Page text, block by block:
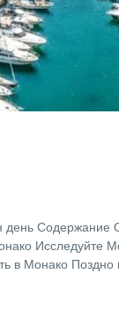
Содержание
Исследуйте
в Монако